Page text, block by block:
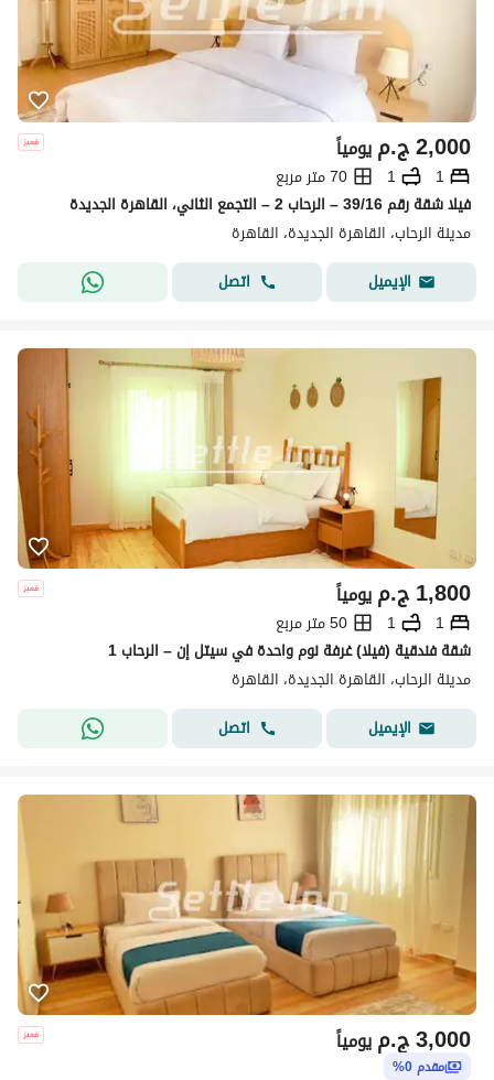
ج.م2,000 يومياً
1
1
70 متر مربع
فيلا شقة رقم 39/16 – الرحاب 2 – التجمع الثاني، القاهرة الجديدة
مدينة الرحاب، القاهرة الجديدة، القاهرة
الإيميل
اتصل
ج.م1,800 يومياً
1
1
50 متر مربع
شقة فندقية (فيلا) غرفة نوم واحدة في سيتل إن – الرحاب 1
مدينة الرحاب، القاهرة الجديدة، القاهرة
الإيميل
اتصل
ج.م3,000 يومياً
مقدم 0%